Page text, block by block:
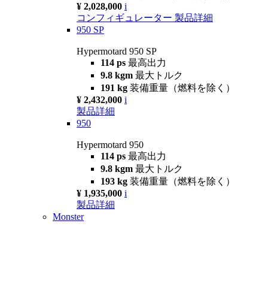
¥ 2,028,000 i
コンフィギュレーター 製品詳細
950 SP
Hypermotard 950 SP
114 ps 最高出力
9.8 kgm 最大トルク
191 kg 装備重量（燃料を除く）
¥ 2,432,000 i
製品詳細
950
Hypermotard 950
114 ps 最高出力
9.8 kgm 最大トルク
193 kg 装備重量（燃料を除く）
¥ 1,935,000 i
製品詳細
Monster